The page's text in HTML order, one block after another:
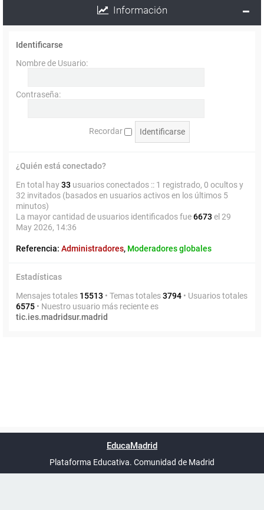
Información
Identificarse
Nombre de Usuario:
Contraseña:
Recordar
¿Quién está conectado?
En total hay33 usuarios conectados :: 1 registrado, 0 ocultos y
32 invitados (basados en usuarios activos en los últimos 5
minutos)
La mayor cantidad de usuarios identificados fue6673 el 29
May 2026, 14:36
Referencia: Administradores, Moderadores globales
Estadísticas
Mensajes totales 15513 • Temas totales3794 • Usuarios totales
6575 • Nuestro usuario más reciente es
tic.ies.madridsur.madrid
UTC+02:00
phpBB España
EducaMadrid
Plataforma Educativa. Comunidad de Madrid